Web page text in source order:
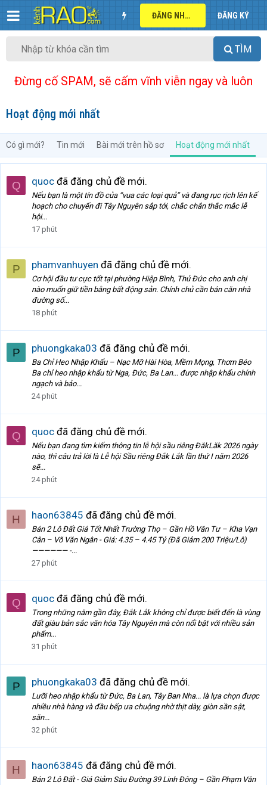
ĐĂNG NHẬP ĐĂNG KÝ
TÌM
Đừng cố SPAM, sẽ cấm vĩnh viễn ngay và luôn
Hoạt động mới nhất
Có gì mới? Tin mới Bài mới trên hồ sơ Hoạt động mới nhất
Q quoc đã đăng chủ đề mới.
Nếu bạn là một tín đồ của “vua các loại quả” và đang rục rịch lên kế
hoạch cho chuyến đi Tây Nguyên sắp tới, chắc chắn thắc mắc lễ
hội...
17 phút
P phamvanhuyen đã đăng chủ đề mới.
Cơ hội đầu tư cực tốt tại phường Hiệp Bình, Thủ Đức cho anh chị
nào muốn giữ tiền bằng bất động sản. Chính chủ cần bán căn nhà
đường số...
18 phút
P phuongkaka03 đã đăng chủ đề mới.
Ba Chỉ Heo Nhập Khẩu – Nạc Mỡ Hài Hòa, Mềm Mọng, Thơm Béo
Ba chỉ heo nhập khẩu từ Nga, Đức, Ba Lan... được nhập khẩu chính
ngạch và bảo...
24 phút
Q quoc đã đăng chủ đề mới.
Nếu bạn đang tìm kiếm thông tin lễ hội sầu riêng ĐăkLăk 2026 ngày
nào, thì câu trả lời là Lễ hội Sầu riêng Đắk Lắk lần thứ I năm 2026
sẽ...
24 phút
H haon63845 đã đăng chủ đề mới.
Bán 2 Lô Đất Giá Tốt Nhất Trường Thọ – Gần Hồ Văn Tư – Kha Vạn
Cân – Võ Văn Ngân - Giá: 4.35 – 4.45 Tỷ (Đã Giảm 200 Triệu/Lô)
—————— -...
27 phút
Q quoc đã đăng chủ đề mới.
Trong những năm gần đây, Đắk Lắk không chỉ được biết đến là vùng
đất giàu bản sắc văn hóa Tây Nguyên mà còn nổi bật với nhiều sản
phẩm...
31 phút
P phuongkaka03 đã đăng chủ đề mới.
Lưỡi heo nhập khẩu từ Đức, Ba Lan, Tây Ban Nha... là lựa chọn được
nhiều nhà hàng và đầu bếp ưa chuộng nhờ thịt dày, giòn sần sật,
săn...
32 phút
H haon63845 đã đăng chủ đề mới.
Bán 2 Lô Đất - Giá Giảm Sâu Đường 39 Linh Đông – Gần Phạm Văn